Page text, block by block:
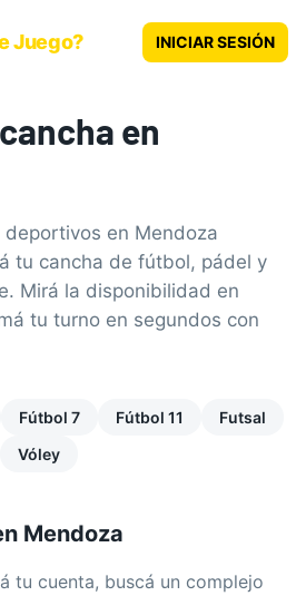
Juego? INICIAR SESIÓN
en
deportivos en Mendoza
tu cancha de fútbol, pádel y
Mirá la disponibilidad en
tu turno en segundos con
Fútbol 7 Fútbol 11
Futsal
Vóley
Mendoza
tu cuenta, buscá un complejo